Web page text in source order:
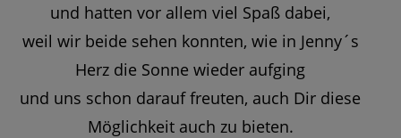
und hatten vor allem viel Spaß dabei,
weil wir beide sehen konnten, wie in Jenny´s
Herz die Sonne wieder aufging
und uns schon darauf freuten, auch Dir diese
Möglichkeit auch zu bieten.